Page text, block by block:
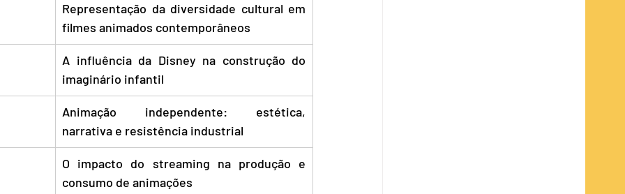
Representação da diversidade cultural em
filmes animados contemporâneos
A influência da Disney na construção do
imaginário infantil
Animação independente: estética,
narrativa e resistência industrial
O impacto do streaming na produção e
consumo de animações